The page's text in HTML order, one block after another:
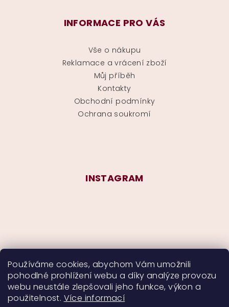
Používáme cookies, abychom Vám umožnili
pohodlné prohlížení webu a díky analýze provozu
webu neustále zlepšovali jeho funkce, výkon a
použitelnost. Více informací
INFORMACE PRO VÁS
Vše o nákupu
Reklamace a vrácení zboží
Můj příběh
Kontakty
Obchodní podmínky
Ochrana soukromí
INSTAGRAM
Sledovat na Instagramu